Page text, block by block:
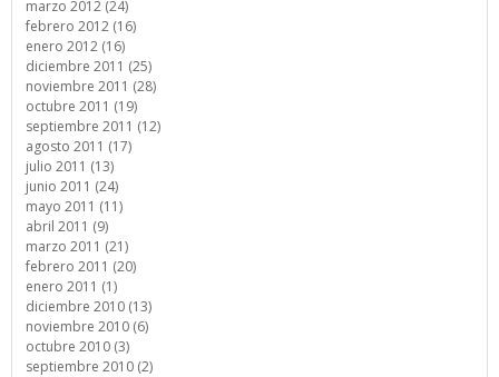
marzo 2012 (24)
febrero 2012 (16)
enero 2012 (16)
diciembre 2011 (25)
noviembre 2011 (28)
octubre 2011 (19)
septiembre 2011 (12)
agosto 2011 (17)
julio 2011 (13)
junio 2011 (24)
mayo 2011 (11)
abril 2011 (9)
marzo 2011 (21)
febrero 2011 (20)
enero 2011 (1)
diciembre 2010 (13)
noviembre 2010 (6)
octubre 2010 (3)
septiembre 2010 (2)